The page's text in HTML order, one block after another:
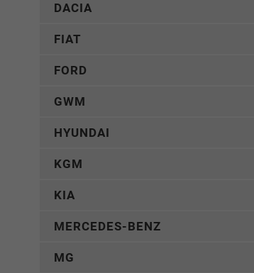
DACIA
FIAT
FORD
GWM
HYUNDAI
KGM
KIA
MERCEDES-BENZ
MG